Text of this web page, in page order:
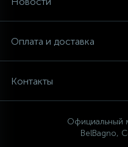
Оплата и доставка
Контакты
Официальный
BelBagno,